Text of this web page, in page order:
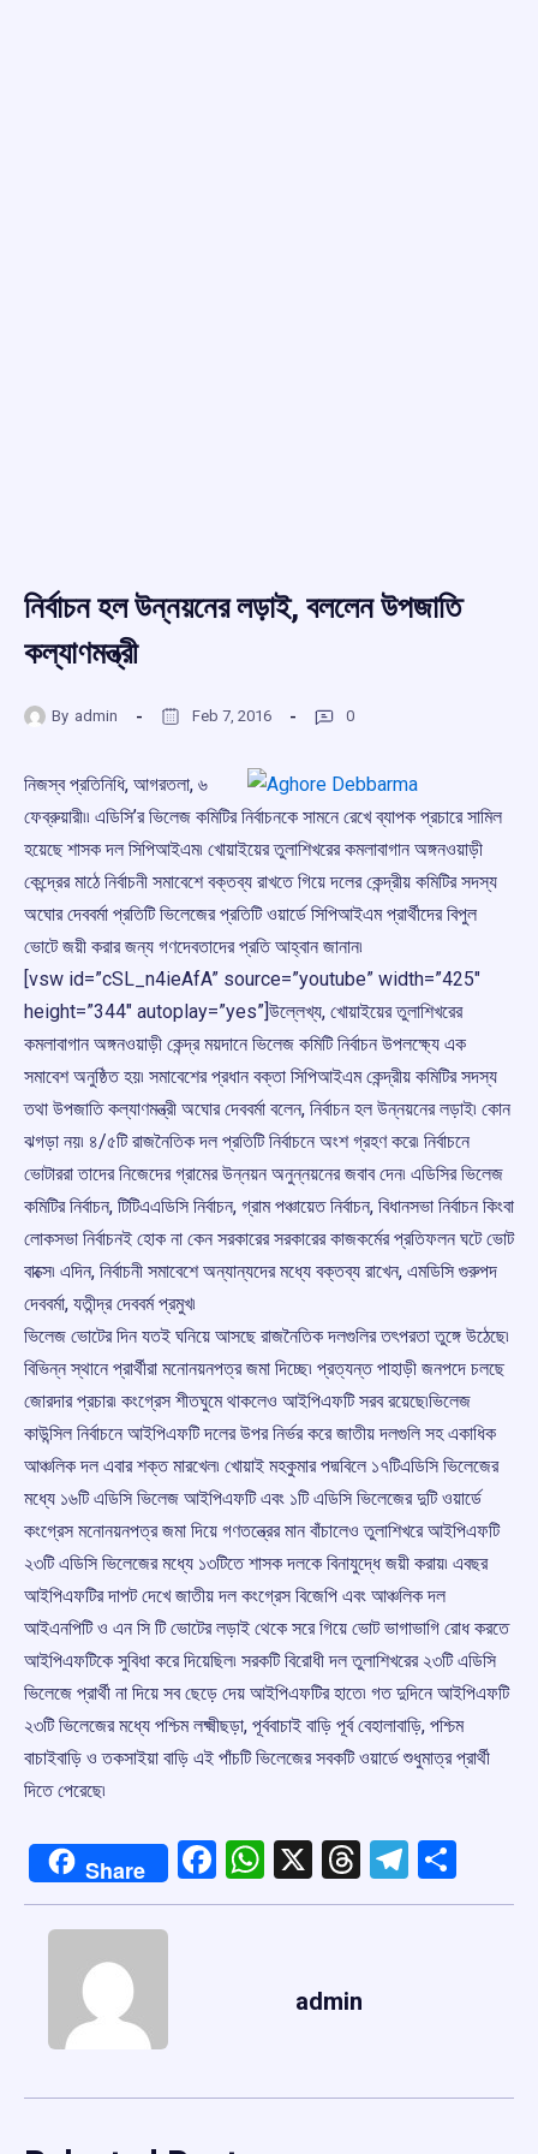
নির্বাচন হল উন্নয়নের লড়াই, বললেন উপজাতি
কল্যাণমন্ত্রী
By admin Feb 7, 2016 0
নিজস্ব প্রতিনিধি, আগরতলা, ৬
ফেব্রুয়ারী৷৷ এডিসি’র ভিলেজ কমিটির নির্বাচনকে সামনে রেখে ব্যাপক প্রচারে সামিল
হয়েছে শাসক দল সিপিআইএম৷ খোয়াইয়ের তুলাশিখরের কমলাবাগান অঙ্গনওয়াড়ী
কেন্দ্রের মাঠে নির্বাচনী সমাবেশে বক্তব্য রাখতে গিয়ে দলের কেন্দ্রীয় কমিটির সদস্য
অঘোর দেববর্মা প্রতিটি ভিলেজের প্রতিটি ওয়ার্ডে সিপিআইএম প্রার্থীদের বিপুল
ভোটে জয়ী করার জন্য গণদেবতাদের প্রতি আহ্বান জানান৷
[vsw id=”cSL_n4ieAfA” source=”youtube” width=”425″
height=”344″ autoplay=”yes”]উল্লেখ্য, খোয়াইয়ের তুলাশিখরের
কমলাবাগান অঙ্গনওয়াড়ী কেন্দ্র ময়দানে ভিলেজ কমিটি নির্বাচন উপলক্ষ্যে এক
সমাবেশ অনুষ্ঠিত হয়৷ সমাবেশের প্রধান বক্তা সিপিআইএম কেন্দ্রীয় কমিটির সদস্য
তথা উপজাতি কল্যাণমন্ত্রী অঘোর দেববর্মা বলেন, নির্বাচন হল উন্নয়নের লড়াই৷ কোন
ঝগড়া নয়৷ ৪/৫টি রাজনৈতিক দল প্রতিটি নির্বাচনে অংশ গ্রহণ করে৷ নির্বাচনে
ভোটাররা তাদের নিজেদের গ্রামের উন্নয়ন অনুন্নয়নের জবাব দেন৷ এডিসির ভিলেজ
কমিটির নির্বাচন, টিটিএএডিসি নির্বাচন, গ্রাম পঞ্চায়েত নির্বাচন, বিধানসভা নির্বাচন কিংবা
লোকসভা নির্বাচনই হোক না কেন সরকারের সরকারের কাজকর্মের প্রতিফলন ঘটে ভোট
বাক্সে৷ এদিন, নির্বাচনী সমাবেশে অন্যান্যদের মধ্যে বক্তব্য রাখেন, এমডিসি গুরুপদ
দেববর্মা, যতীন্দ্র দেববর্ম প্রমুখ৷
ভিলেজ ভোটের দিন যতই ঘনিয়ে আসছে রাজনৈতিক দলগুলির তৎপরতা তুঙ্গে উঠেছে৷
বিভিন্ন স্থানে প্রার্থীরা মনোনয়নপত্র জমা দিচ্ছে৷ প্রত্যন্ত পাহাড়ী জনপদে চলছে
জোরদার প্রচার৷ কংগ্রেস শীতঘুমে থাকলেও আইপিএফটি সরব রয়েছে৷ভিলেজ
কাউন্সিল নির্বাচনে আইপিএফটি দলের উপর নির্ভর করে জাতীয় দলগুলি সহ একাধিক
আঞ্চলিক দল এবার শক্ত মারখেল৷ খোয়াই মহকুমার পদ্মবিলে ১৭টিএডিসি ভিলেজের
মধ্যে ১৬টি এডিসি ভিলেজ আইপিএফটি এবং ১টি এডিসি ভিলেজের দুটি ওয়ার্ডে
কংগ্রেস মনোনয়নপত্র জমা দিয়ে গণতন্ত্রের মান বাঁচালেও তুলাশিখরে আইপিএফটি
২৩টি এডিসি ভিলেজের মধ্যে ১৩টিতে শাসক দলকে বিনাযুদ্ধে জয়ী করায়৷ এবছর
আইপিএফটির দাপট দেখে জাতীয় দল কংগ্রেস বিজেপি এবং আঞ্চলিক দল
আইএনপিটি ও এন সি টি ভোটের লড়াই থেকে সরে গিয়ে ভোট ভাগাভাগি রোধ করতে
আইপিএফটিকে সুবিধা করে দিয়েছিল৷ সরকটি বিরোধী দল তুলাশিখরের ২৩টি এডিসি
ভিলেজে প্রার্থী না দিয়ে সব ছেড়ে দেয় আইপিএফটির হাতে৷ গত দুদিনে আইপিএফটি
২৩টি ভিলেজের মধ্যে পশ্চিম লক্ষ্মীছড়া, পূর্ববাচাই বাড়ি পূর্ব বেহালাবাড়ি, পশ্চিম
বাচাইবাড়ি ও তকসাইয়া বাড়ি এই পাঁচটি ভিলেজের সবকটি ওয়ার্ডে শুধুমাত্র প্রার্থী
দিতে পেরেছে৷
Share Facebook
WhatsApp
X Threads
admin